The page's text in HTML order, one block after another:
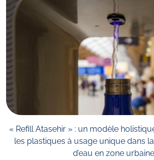
« Refill Atasehir » : un modèle
les plastiques à usage unique dans
d’eau en zone urbaine